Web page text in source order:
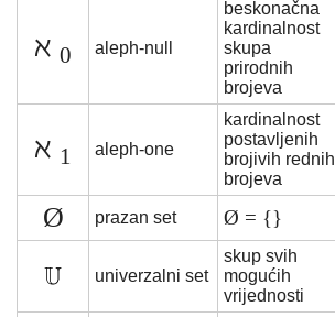
ℵ 0 aleph-null
beskonačna
kardinalnost
skupa
prirodnih
brojeva
ℵ 1 aleph-one
kardinalnost
postavljenih
brojivih rednih
brojeva
Ø prazan set Ø = {}
univerzalni set
skup svih
mogućih
vrijednosti